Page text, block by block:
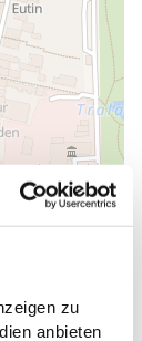
zu
anbieten